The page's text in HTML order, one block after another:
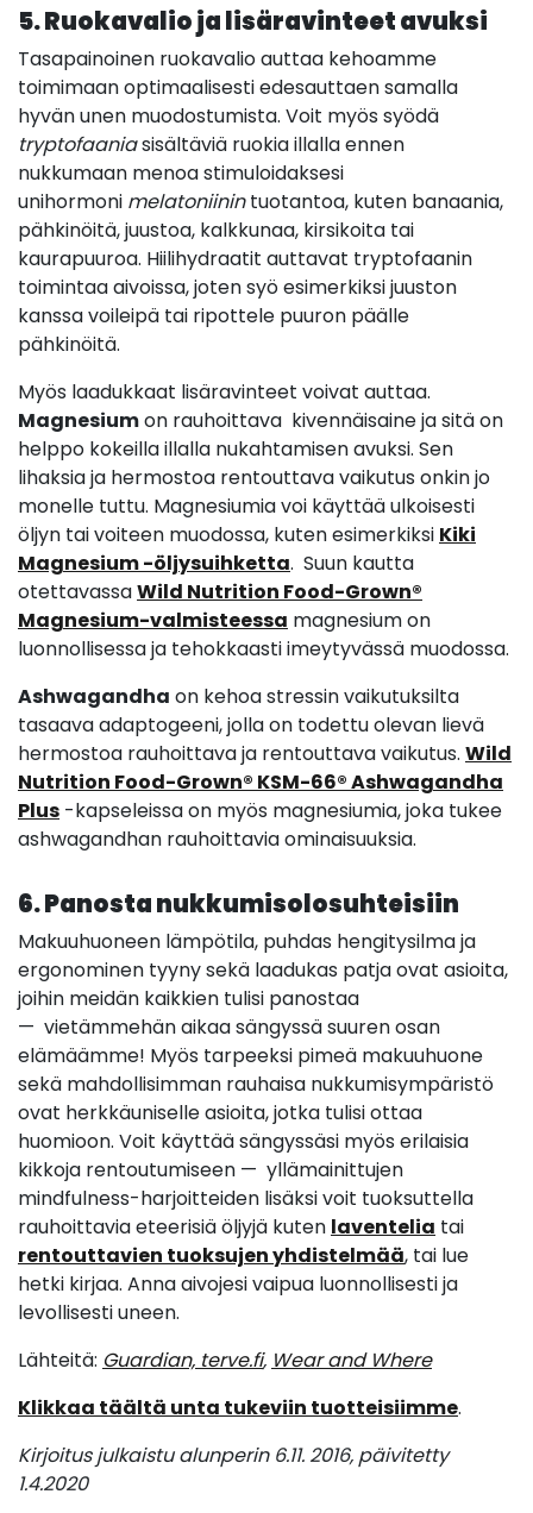
5. Ruokavalio ja lisäravinteet avuksi
Tasapainoinen ruokavalio auttaa kehoamme
toimimaan optimaalisesti edesauttaen samalla
hyvän unen muodostumista. Voit myös syödä
tryptofaaniasisältäviä ruokia illalla ennen
nukkumaan menoa stimuloidaksesi
unihormoni melatoniinintuotantoa, kuten banaania,
pähkinöitä, juustoa, kalkkunaa, kirsikoita tai
kaurapuuroa. Hiilihydraatit auttavat tryptofaanin
toimintaa aivoissa, joten syö esimerkiksi juuston
kanssa voileipä tai ripottele puuron päälle
pähkinöitä.
Myös laadukkaat lisäravinteet voivat auttaa.
Magnesiumon rauhoittava kivennäisaine ja sitä on
helppo kokeilla illalla nukahtamisen avuksi. Sen
lihaksia ja hermostoa rentouttava vaikutus onkin jo
monelle tuttu. Magnesiumia voi käyttää ulkoisesti
öljyn tai voiteen muodossa, kuten esimerkiksi Kiki
Magnesium -öljysuihketta. Suun kautta
otettavassaWild Nutrition Food-Grown®
Magnesium-valmisteessa magnesium on
luonnollisessa ja tehokkaasti imeytyvässä muodossa.
Ashwagandha on kehoa stressin vaikutuksilta
tasaava adaptogeeni, jolla on todettu olevan lievä
hermostoa rauhoittava ja rentouttava vaikutus. Wild
Nutrition Food-Grown® KSM-66® Ashwagandha
Plus -kapseleissa on myös magnesiumia, joka tukee
ashwagandhan rauhoittavia ominaisuuksia.
6. Panosta nukkumisolosuhteisiin
Makuuhuoneen lämpötila, puhdas hengitysilma ja
ergonominen tyyny sekä laadukas patja ovat asioita,
joihin meidän kaikkien tulisi panostaa
— vietämmehän aikaa sängyssä suuren osan
elämäämme! Myös tarpeeksi pimeä makuuhuone
sekä mahdollisimman rauhaisa nukkumisympäristö
ovat herkkäuniselle asioita, jotka tulisi ottaa
huomioon. Voit käyttää sängyssäsi myös erilaisia
kikkoja rentoutumiseen — yllämainittujen
mindfulness-harjoitteiden lisäksi voit tuoksuttella
rauhoittavia eteerisiä öljyjä kuten laventelia tai
rentouttavien tuoksujen yhdistelmää, tai lue
hetki kirjaa. Anna aivojesi vaipua luonnollisesti ja
levollisesti uneen.
Lähteitä: Guardian, terve.fi, Wear and Where
Klikkaa täältä unta tukeviin tuotteisiimme.
Kirjoitus julkaistu alunperin 6.11. 2016, päivitetty
1.4.2020